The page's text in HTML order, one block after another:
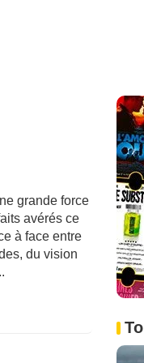
grande force
avérés ce
à face entre
du vision